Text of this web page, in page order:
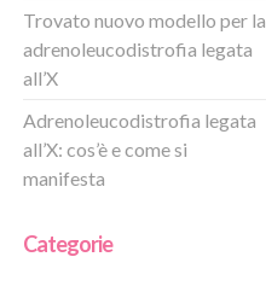
Trovato nuovo modello per la
adrenoleucodistrofia legata
all’X
Adrenoleucodistrofia legata
all’X: cos’è e come si
manifesta
Categorie